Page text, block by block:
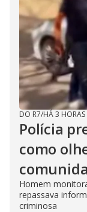
DO R7/HÁ 3 HORAS
Polícia
como
Homem
repassava
criminosa